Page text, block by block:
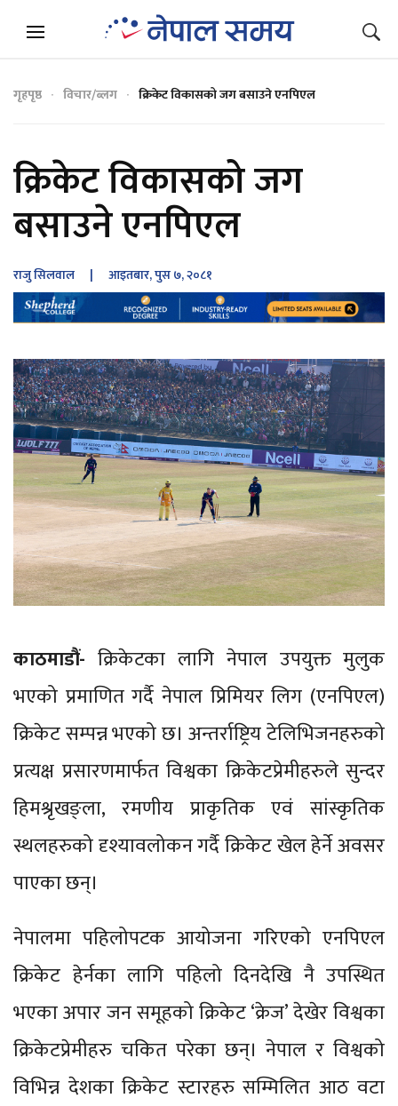
गृहपृष्ठ विचार/ब्लग क्रिकेट विकासको जग बसाउने एनपिएल
क्रिकेट विकासको जग
बसाउने एनपिएल
राजु सिलवाल | आइतबार, पुस ७, २०८१
काठमाडौं- क्रिकेटका लागि नेपाल उपयुक्त मुलुक
भएको प्रमाणित गर्दै नेपाल प्रिमियर लिग (एनपिएल)
क्रिकेट सम्पन्न भएको छ। अन्तर्राष्ट्रिय टेलिभिजनहरुको
प्रत्यक्ष प्रसारणमार्फत विश्वका क्रिकेटप्रेमीहरुले सुन्दर
हिमश्रृखङ्ला, रमणीय प्राकृतिक एवं सांस्कृतिक
स्थलहरुको दृश्यावलोकन गर्दै क्रिकेट खेल हेर्ने अवसर
पाएका छन्।
नेपालमा पहिलोपटक आयोजना गरिएको एनपिएल
क्रिकेट हेर्नका लागि पहिलो दिनदेखि नै उपस्थित
भएका अपार जन समूहको क्रिकेट ‘क्रेज’ देखेर विश्वका
क्रिकेटप्रेमीहरु चकित परेका छन्। नेपाल र विश्वको
विभिन्न देशका क्रिकेट स्टारहरु सम्मिलित आठ वटा